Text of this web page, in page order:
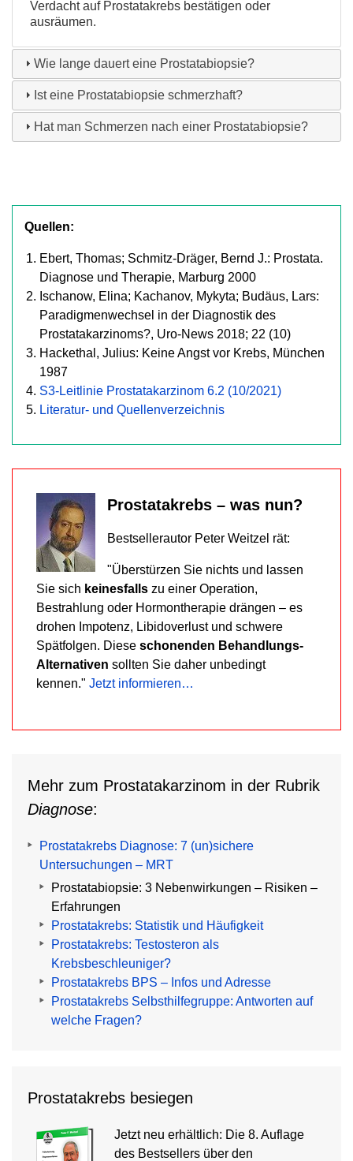
Verdacht auf Prostatakrebs bestätigen oder
ausräumen.
Wie lange dauert eine Prostatabiopsie?
Ist eine Prostatabiopsie schmerzhaft?
Hat man Schmerzen nach einer Prostatabiopsie?
Quellen:
Ebert, Thomas; Schmitz-Dräger, Bernd J.: Prostata.
Diagnose und Therapie, Marburg 2000
Ischanow, Elina; Kachanov, Mykyta; Budäus, Lars:
Paradigmenwechsel in der Diagnostik des
Prostatakarzinoms?, Uro-News 2018; 22 (10)
Hackethal, Julius: Keine Angst vor Krebs, München
1987
S3-Leitlinie Prostatakarzinom 6.2 (10/2021)
Literatur- und Quellenverzeichnis
Prostatakrebs – was nun?
Bestsellerautor Peter Weitzel rät:
"Überstürzen Sie nichts und lassen
Sie sich keinesfalls zu einer Operation,
Bestrahlung oder Hormontherapie drängen – es
drohen Impotenz, Libidoverlust und schwere
Spätfolgen. Diese schonenden Behandlungs-
Alternativen sollten Sie daher unbedingt
kennen." Jetzt informieren…
Mehr zum Prostatakarzinom in der Rubrik
Diagnose:
Prostatakrebs Diagnose: 7 (un)sichere
Untersuchungen – MRT
Prostatabiopsie: 3 Nebenwirkungen – Risiken –
Erfahrungen
Prostatakrebs: Statistik und Häufigkeit
Prostatakrebs: Testosteron als
Krebsbeschleuniger?
Prostatakrebs BPS – Infos und Adresse
Prostatakrebs Selbsthilfegruppe: Antworten auf
welche Fragen?
Prostatakrebs besiegen
Jetzt neu erhältlich: Die 8. Auflage
des Bestsellers über den